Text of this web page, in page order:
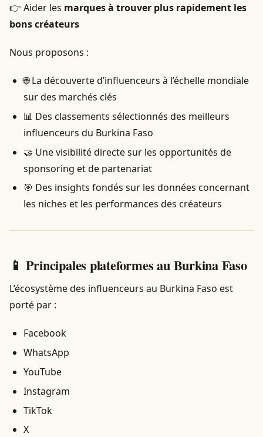
👉 Aider les marques à trouver plus rapidement les
bons créateurs
Nous proposons :
🌐 La découverte d’influenceurs à l’échelle mondiale
sur des marchés clés
📊 Des classements sélectionnés des meilleurs
influenceurs du Burkina Faso
🤝 Une visibilité directe sur les opportunités de
sponsoring et de partenariat
🎯 Des insights fondés sur les données concernant
les niches et les performances des créateurs
📱 Principales plateformes au Burkina Faso
L’écosystème des influenceurs au Burkina Faso est
porté par :
Facebook
WhatsApp
YouTube
Instagram
TikTok
X